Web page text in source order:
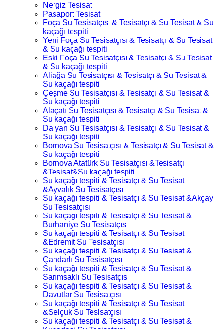
Nergiz Tesisat
Pasaport Tesisat
Foça Su Tesisatçısı & Tesisatçı & Su Tesisat & Su
kaçağı tespiti
Yeni Foça Su Tesisatçısı & Tesisatçı & Su Tesisat
& Su kaçağı tespiti
Eski Foça Su Tesisatçısı & Tesisatçı & Su Tesisat
& Su kaçağı tespiti
Aliağa Su Tesisatçısı & Tesisatçı & Su Tesisat &
Su kaçağı tespiti
Çeşme Su Tesisatçısı & Tesisatçı & Su Tesisat &
Su kaçağı tespiti
Alaçatı Su Tesisatçısı & Tesisatçı & Su Tesisat &
Su kaçağı tespiti
Dalyan Su Tesisatçısı & Tesisatçı & Su Tesisat &
Su kaçağı tespiti
Bornova Su Tesisatçısı & Tesisatçı & Su Tesisat &
Su kaçağı tespiti
Bornova Atatürk Su Tesisatçısı &Tesisatçı
&Tesisat&Su kaçağı tespiti
Su kaçağı tespiti & Tesisatçı & Su Tesisat
&Ayvalık Su Tesisatçısı
Su kaçağı tespiti & Tesisatçı & Su Tesisat &Akçay
Su Tesisatçısı
Su kaçağı tespiti & Tesisatçı & Su Tesisat &
Burhaniye Su Tesisatçısı
Su kaçağı tespiti & Tesisatçı & Su Tesisat
&Edremit Su Tesisatçısı
Su kaçağı tespiti & Tesisatçı & Su Tesisat &
Çandarlı Su Tesisatçısı
Su kaçağı tespiti & Tesisatçı & Su Tesisat &
Sarımsaklı Su Tesisatçıs
Su kaçağı tespiti & Tesisatçı & Su Tesisat &
Davutlar Su Tesisatçısı
Su kaçağı tespiti & Tesisatçı & Su Tesisat
&Selçuk Su Tesisatçısı
Su kaçağı tespiti & Tesisatçı & Su Tesisat &